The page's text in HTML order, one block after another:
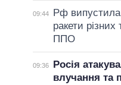
09:44
Рф
ракети
ППО
09:36
Росія
влучання та